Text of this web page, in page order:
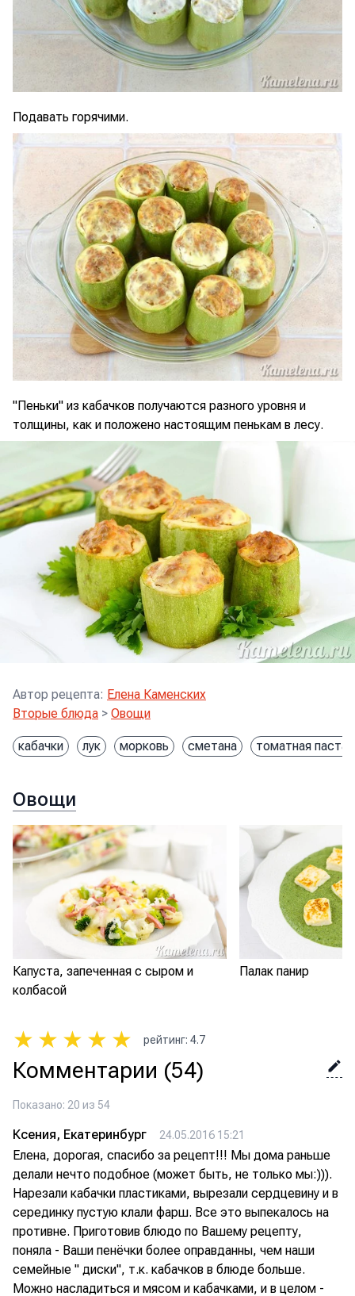
Подавать горячими.
"Пеньки" из кабачков получаются разного уровня и
толщины, как и положено настоящим пенькам в лесу.
Автор рецепта: Елена Каменских
Вторые блюда > Овощи
кабачки лук морковь сметана томатная паста
Овощи
Капуста, запеченная с сыром и
колбасой
Палак панир
★ ★ ★ ★ ★ рейтинг: 4.7
Комментарии (54)
Показано: 20 из 54
Ксения, Екатеринбург 24.05.2016 15:21
Елена, дорогая, спасибо за рецепт!!! Мы дома раньше
делали нечто подобное (может быть, не только мы:))).
Нарезали кабачки пластиками, вырезали сердцевину и в
серединку пустую клали фарш. Все это выпекалось на
противне. Приготовив блюдо по Вашему рецепту,
поняла - Ваши пенёчки более оправданны, чем наши
семейные " диски", т.к. кабачков в блюде больше.
Можно насладиться и мясом и кабачками, и в целом -